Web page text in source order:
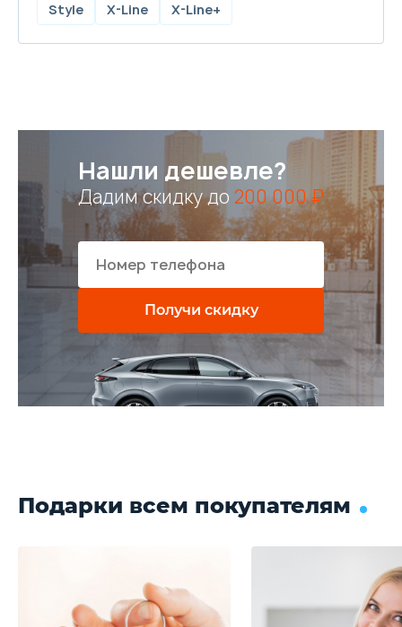
Style
X-Line X-Line+
Нашли дешевле?
Дадим скидку до 200 000 ₽
Получи скидку
Подарки всем покупателям